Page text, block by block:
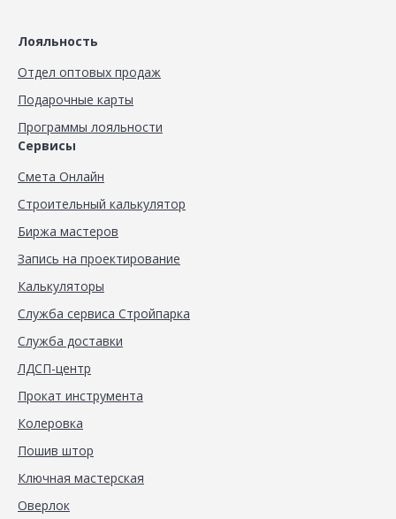
Лояльность
Отдел оптовых продаж
Подарочные карты
Программы лояльности
Сервисы
Смета Онлайн
Строительный калькулятор
Биржа мастеров
Запись на проектирование
Калькуляторы
Служба сервиса Стройпарка
Служба доставки
ЛДСП-центр
Прокат инструмента
Колеровка
Пошив штор
Ключная мастерская
Оверлок